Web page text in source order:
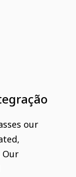
our
Our